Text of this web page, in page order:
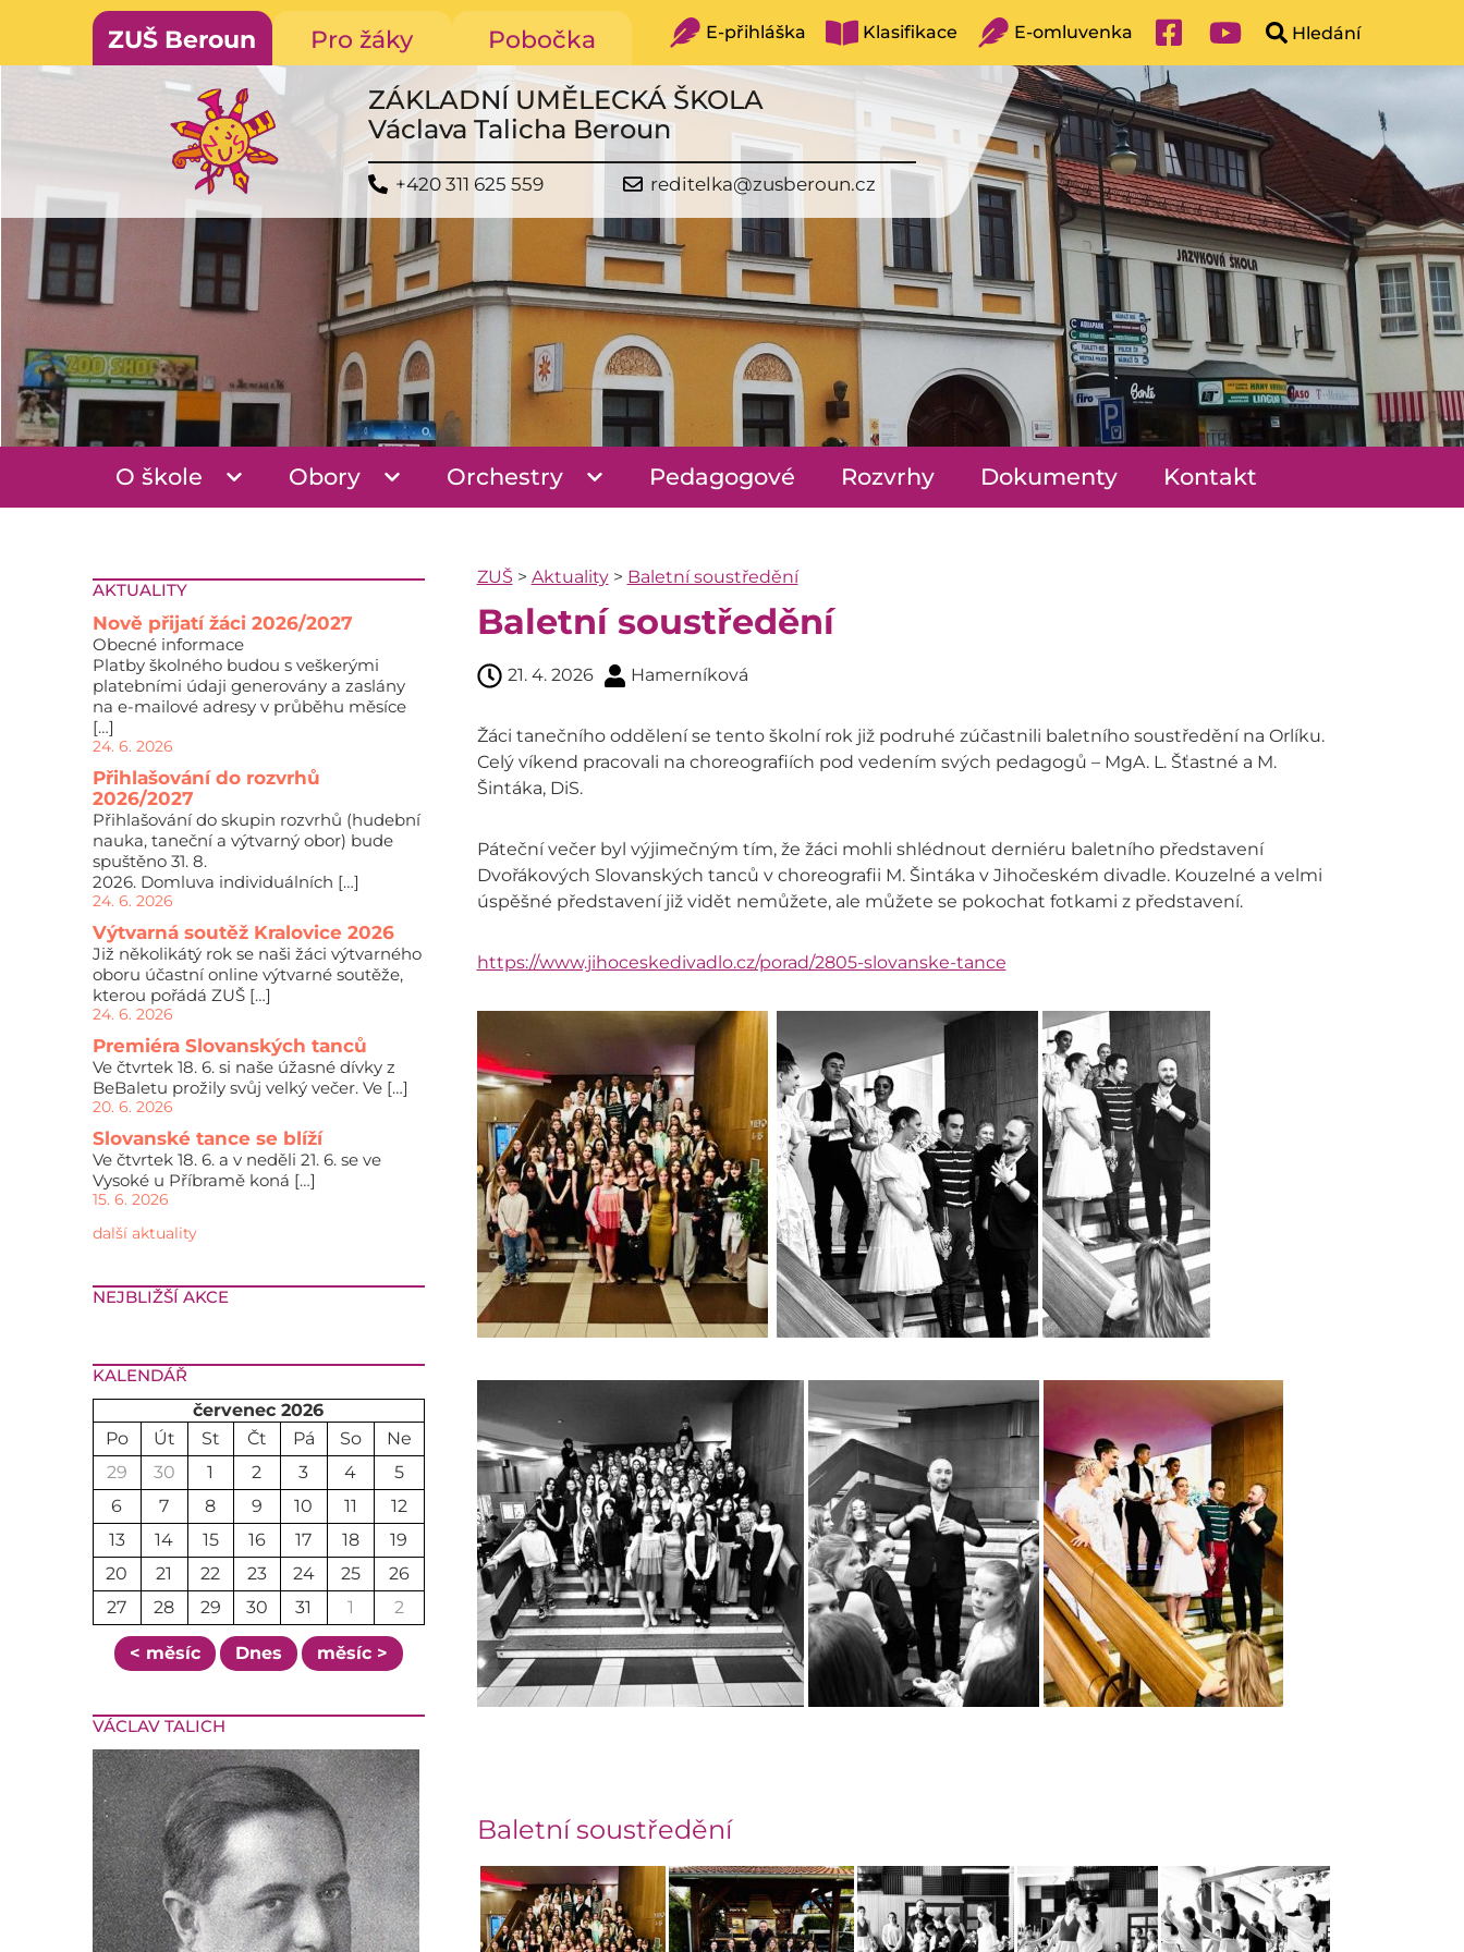
ZUŠ Beroun Pro žáky Pobočka E-přihláška Klasifikace E-omluvenka
ZÁKLADNÍ UMĚLECKÁ ŠKOLA
Václava Talicha Beroun
+420 311 625 559 reditelka@zusberoun.cz
O škole Obory Orchestry Pedagogové Rozvrhy Dokumenty Kontakt
AKTUALITY
Nově přijatí žáci 2026/2027
Obecné informace
Platby školného budou s veškerými
platebními údaji generovány a zaslány
na e-mailové adresy v průběhu měsíce
[…]
24. 6. 2026
Přihlašování do rozvrhů
2026/2027
Přihlašování do skupin rozvrhů (hudební
nauka, taneční a výtvarný obor) bude
spuštěno 31. 8.
2026. Domluva individuálních […]
24. 6. 2026
Výtvarná soutěž Kralovice 2026
Již několikátý rok se naši žáci výtvarného
oboru účastní online výtvarné soutěže,
kterou pořádá ZUŠ […]
24. 6. 2026
Premiéra Slovanských tanců
Ve čtvrtek 18. 6. si naše úžasné dívky z
BeBaletu prožily svůj velký večer. Ve […]
20. 6. 2026
Slovanské tance se blíží
Ve čtvrtek 18. 6. a v neděli 21. 6. se ve
Vysoké u Příbramě koná […]
15. 6. 2026
další aktuality
NEJBLIŽŠÍ AKCE
KALENDÁŘ
červenec 2026
Po
Út St Čt Pá So
Ne
29
30 1 2 3 4
5
6
7 8 9 10 11
12
13
14 15 16 17 18
19
20
21 22 23 24 25
26
27
28 29 30 31 1 2
< měsíc Dnes měsíc >
VÁCLAV TALICH
ZUŠ > Aktuality> Baletní soustředění
Baletní soustředění
21. 4. 2026 Hamerníková
Žáci tanečního oddělení se tento školní rok již podruhé zúčastnili baletního soustředění na Orlíku.
Celý víkend pracovali na choreografiích pod vedením svých pedagogů – MgA. L. Šťastné a M.
Šintáka, DiS.
Páteční večer byl výjimečným tím, že žáci mohli shlédnout derniéru baletního představení
Dvořákových Slovanských tanců v choreografii M. Šintáka v Jihočeském divadle. Kouzelné a velmi
úspěšné představení již vidět nemůžete, ale můžete se pokochat fotkami z představení.
https://www.jihoceskedivadlo.cz/porad/2805-slovanske-tance
Baletní soustředění